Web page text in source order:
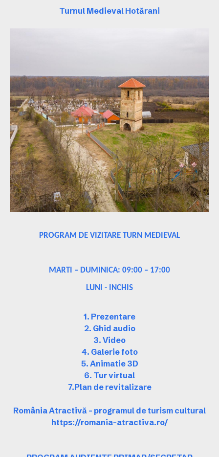
Turnul Medieval Hotărani
PROGRAM DE VIZITARE TURN MEDIEVAL
MARTI – DUMINICA: 09:00 – 17:00
LUNI - INCHIS
1. Prezentare
2. Ghid audio
3. Video
4. Galerie foto
5. Animatie 3D
6. Tur virtual
7.Plan de revitalizare
România Atractivă – programul de turism cultural
https://romania-atractiva.ro/